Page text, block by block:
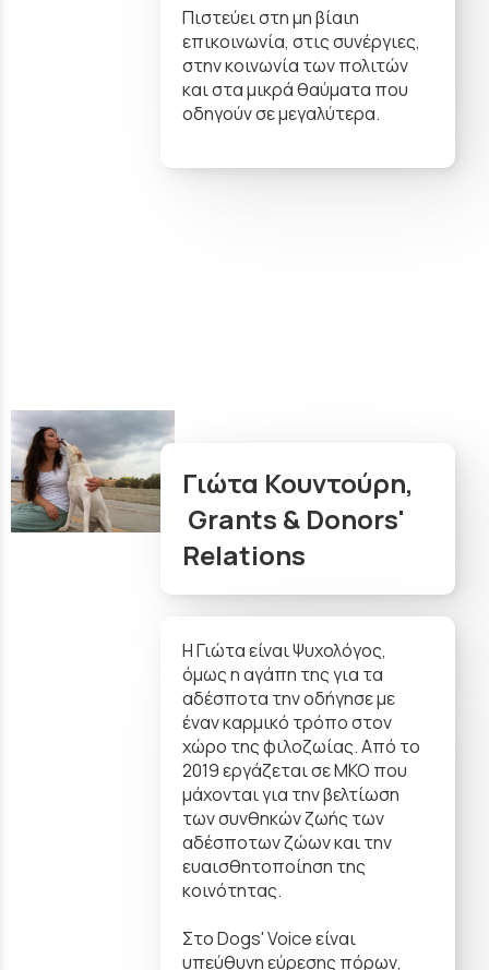
Πιστεύει στη μη βίαιη
επικοινωνία, στις συνέργιες,
στην κοινωνία των πολιτών
και στα μικρά θαύματα που
οδηγούν σε μεγαλύτερα.
Γιώτα Κουντούρη,
Grants & Donors'
Relations
Η Γιώτα είναι Ψυχολόγος,
όμως η αγάπη της για τα
αδέσποτα την οδήγησε με
έναν καρμικό τρόπο στον
χώρο της φιλοζωίας. Από το
2019 εργάζεται σε ΜΚΟ που
μάχονται για την βελτίωση
των συνθηκών ζωής των
αδέσποτων ζώων και την
ευαισθητοποίηση της
κοινότητας.
Στο Dogs' Voice είναι
υπεύθυνη εύρεσης πόρων,